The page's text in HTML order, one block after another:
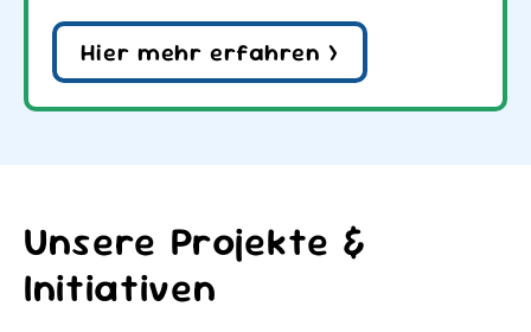
Hier mehr erfahren >
Unsere Projekte &
Initiativen